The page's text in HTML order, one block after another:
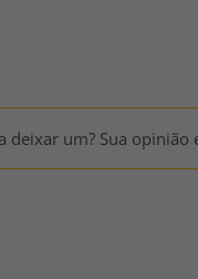
um? Sua opinião